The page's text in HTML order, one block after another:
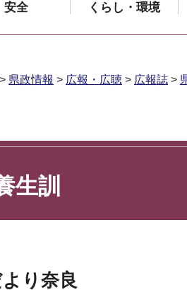
安全 くらし・環境
> 県政情報 > 広報・広聴 > 広報誌 >
生訓
り奈良